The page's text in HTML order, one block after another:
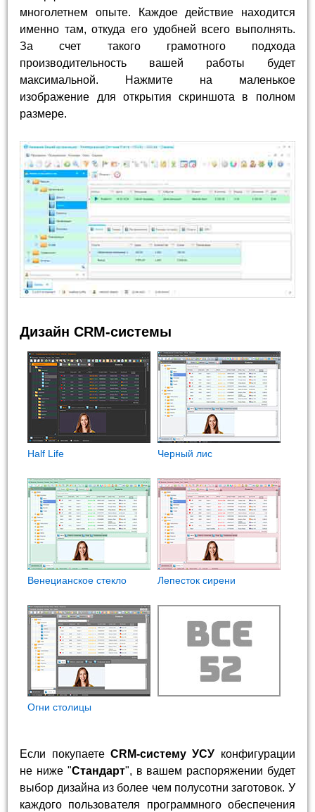
многолетнем опыте. Каждое действие находится
именно там, откуда его удобней всего выполнять.
За счет такого грамотного подхода
производительность вашей работы будет
максимальной. Нажмите на маленькое
изображение для открытия скриншота в полном
размере.
Дизайн CRM-системы
Half Life Черный лис
Венецианское стекло Лепесток сирени
Огни столицы
Если покупаете CRM-систему УСУ конфигурации
не ниже "Стандарт", в вашем распоряжении будет
выбор дизайна из более чем полусотни заготовок. У
каждого пользователя программного обеспечения